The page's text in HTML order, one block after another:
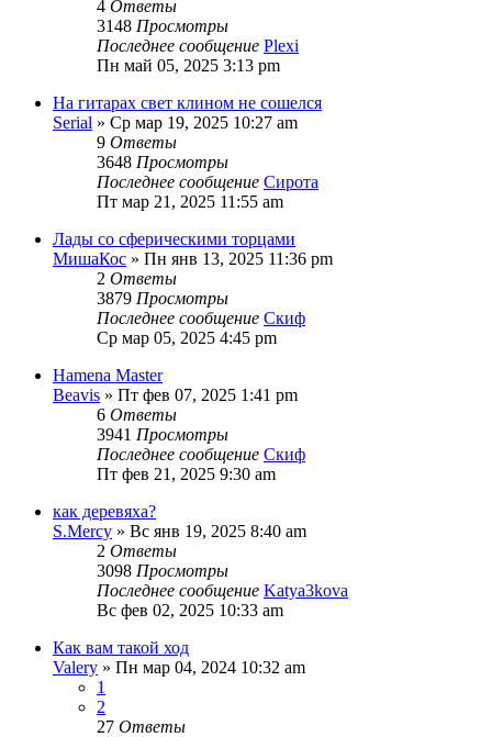
4 Ответы
3148 Просмотры
Последнее сообщение Plexi
Пн май 05, 2025 3:13 pm
На гитарах свет клином не сошелся
Serial » Ср мар 19, 2025 10:27 am
9 Ответы
3648 Просмотры
Последнее сообщение Сирота
Пт мар 21, 2025 11:55 am
Лады со сферическими торцами
МишаКос » Пн янв 13, 2025 11:36 pm
2 Ответы
3879 Просмотры
Последнее сообщение Скиф
Ср мар 05, 2025 4:45 pm
Hamena Master
Beavis » Пт фев 07, 2025 1:41 pm
6 Ответы
3941 Просмотры
Последнее сообщение Скиф
Пт фев 21, 2025 9:30 am
как деревяха?
S.Mercy » Вс янв 19, 2025 8:40 am
2 Ответы
3098 Просмотры
Последнее сообщение Katya3kova
Вс фев 02, 2025 10:33 am
Как вам такой ход
Valery » Пн мар 04, 2024 10:32 am
1
2
27 Ответы